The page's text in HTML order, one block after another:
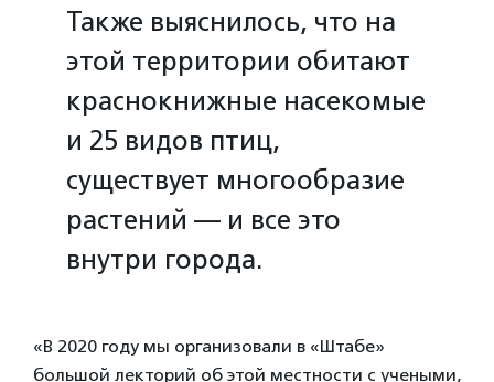
Также выяснилось, что на
этой территории обитают
краснокнижные насекомые
и 25 видов птиц,
существует многообразие
растений — и все это
внутри города.
«В 2020 году мы организовали в «Штабе»
большой лекторий об этой местности с учеными,